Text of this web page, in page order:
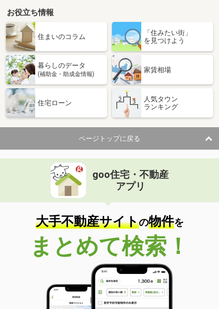
お役立ち情報
住まいのコラム
「住みたい街」
を見つけよう
暮らしのデータ
(補助金・助成金情報)
家賃相場
住宅ローン
人気タウン
ランキング
ページトップに戻る
goo住宅・不動産
アプリ
大手不動産サイトの物件を
まとめて検索！